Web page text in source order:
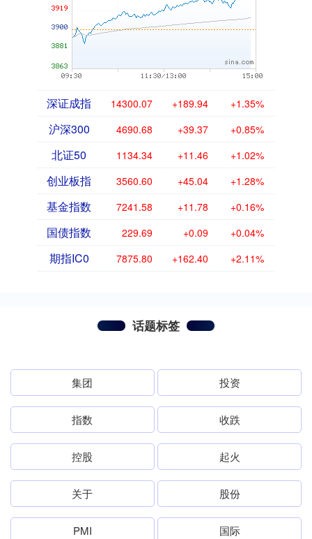
深证成指 14300.07 +189.94 +1.35%
沪深300 4690.68 +39.37 +0.85%
北证50 1134.34 +11.46 +1.02%
创业板指 3560.60 +45.04 +1.28%
基金指数 7241.58 +11.78 +0.16%
国债指数 229.69 +0.09 +0.04%
期指IC0 7875.80 +162.40 +2.11%
话题标签
集团 投资
指数 收跌
控股 起火
关于 股份
PMI 国际